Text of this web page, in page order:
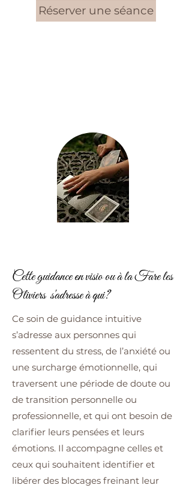
Réserver une séance
Cette guidance en visio ou à la Fare les
Oliviers s'adresse à qui?
Ce soin de guidance intuitive
s’adresse aux personnes qui
ressentent du stress, de l’anxiété ou
une surcharge émotionnelle, qui
traversent une période de doute ou
de transition personnelle ou
professionnelle, et qui ont besoin de
clarifier leurs pensées et leurs
émotions. Il accompagne celles et
ceux qui souhaitent identifier et
libérer des blocages freinant leur